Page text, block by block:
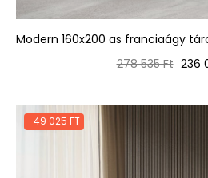
Modern 160x200 as franciaágy
Normál
278 535 Ft Ár
236
-49 025 FT